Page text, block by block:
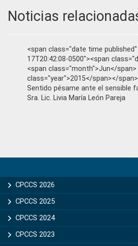
Noticias
<span class="date time
17T20:42:08-0500"><span
<span class="month">Jun</span>
class="year">2015</span></span>
Sentido pésame ante el sensible
Sra. Lic. Livia María León Pareja
Sidebar
CPCCS 2026
CPCCS 2025
CPCCS 2024
CPCCS 2023